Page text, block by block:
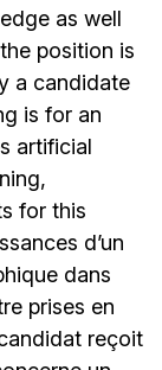
as well
position is
a candidate
is for an
artificial
for this
d’un
dans
prises en
reçoit